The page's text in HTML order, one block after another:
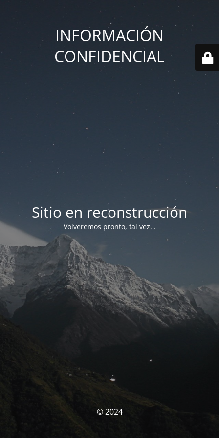
INFORMACIÓN
CONFIDENCIAL
Sitio en reconstrucción
Volveremos pronto, tal vez...
© 2024